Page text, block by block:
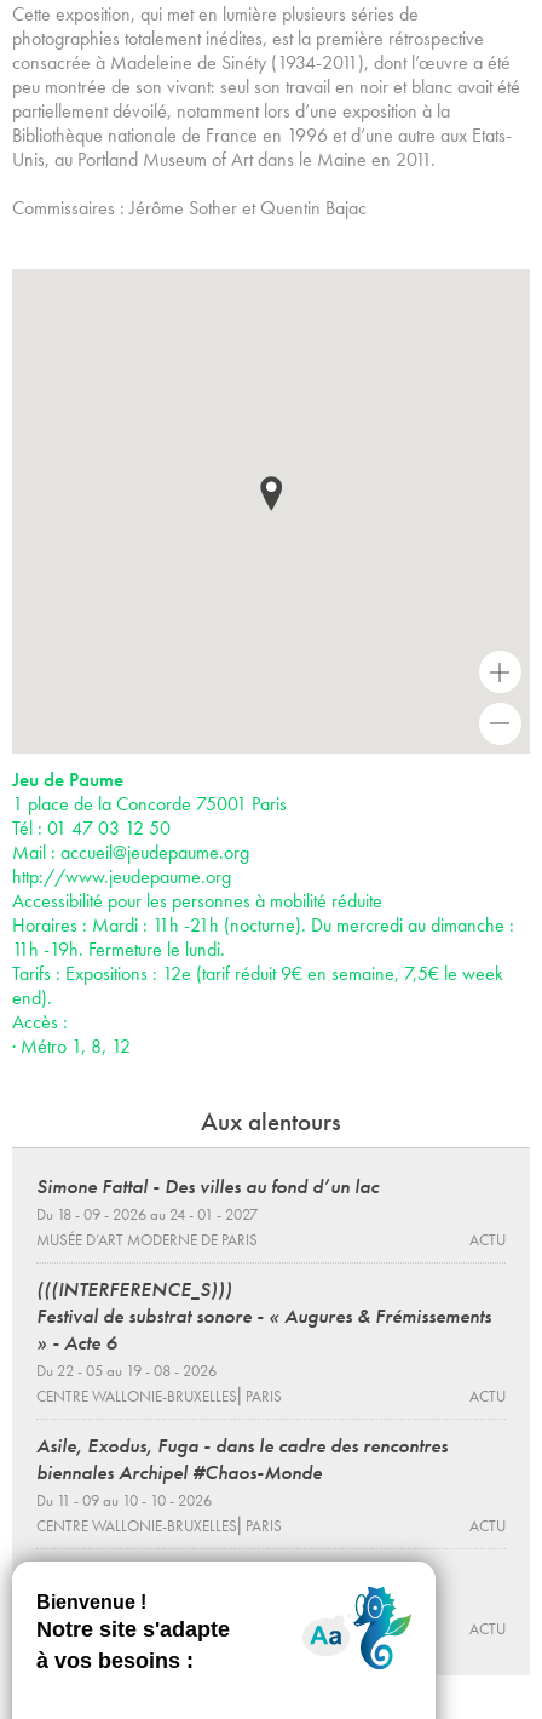
Cette exposition, qui met en lumière plusieurs séries de
photographies totalement inédites, est la première rétrospective
consacrée à Madeleine de Sinéty (1934-2011), dont l’œuvre a été
peu montrée de son vivant: seul son travail en noir et blanc avait été
partiellement dévoilé, notamment lors d’une exposition à la
Bibliothèque nationale de France en 1996 et d’une autre aux Etats-
Unis, au Portland Museum of Art dans le Maine en 2011.
Commissaires : Jérôme Sother et Quentin Bajac
+
Jeu de Paume
1 place de la Concorde 75001 Paris
Tél : 01 47 03 12 50
Mail : accueil@jeudepaume.org
http://www.jeudepaume.org
Accessibilité pour les personnes à mobilité réduite
Horaires : Mardi : 11h -21h (nocturne). Du mercredi au dimanche :
11h -19h. Fermeture le lundi.
Tarifs : Expositions : 12e (tarif réduit 9€ en semaine, 7,5€ le week
end).
Accès :
· Métro 1, 8, 12
Aux alentours
Simone Fattal - Des villes au fond d’un lac
Du 18 - 09 - 2026 au 24 - 01 - 2027
MUSÉE D’ART MODERNE DE PARIS
ACTU
(((INTERFERENCE_S)))
Festival de substrat sonore - « Augures & Frémissements
» - Acte 6
Du 22 - 05 au 19 - 08 - 2026
CENTRE WALLONIE-BRUXELLES⎜PARIS
ACTU
Asile, Exodus, Fuga - dans le cadre des rencontres
biennales Archipel #Chaos-Monde
Du 11 - 09 au 10 - 10 - 2026
CENTRE WALLONIE-BRUXELLES⎜PARIS
ACTU
Du 22 - 01 au 30 - 04 - 2027
CENTRE WALLONIE-BRUXELLES⎜PARIS
ACTU